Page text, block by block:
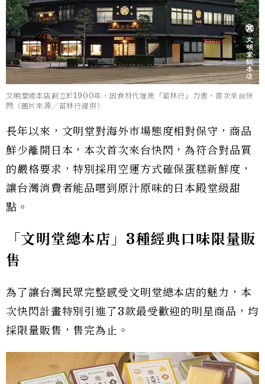
文明堂總本店創立於1900年，因食材代理商「苗林行」力邀，首次來台快
閃（圖片來源／苗林行提供）
長年以來，文明堂對海外市場態度相對保守，商品
鮮少離開日本，本次首次來台快閃，為符合對品質
的嚴格要求，特別採用空運方式確保蛋糕新鮮度，
讓台灣消費者能品嚐到原汁原味的日本殿堂級甜
點。
「文明堂總本店」3種經典口味限量販
售
為了讓台灣民眾完整感受文明堂總本店的魅力，本
次快閃計畫特別引進了3款最受歡迎的明星商品，均
採限量販售，售完為止。